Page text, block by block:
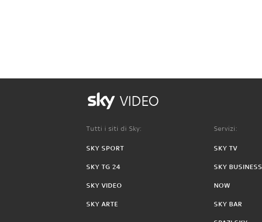
VIDEO
Tutti i siti di Sky:
SKY SPORT
SKY TG 24
SKY VIDEO
SKY ARTE
Servizi:
SKY TV
SKY BUSINESS
NOW
SKY BAR